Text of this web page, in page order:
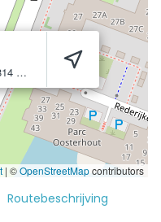
AC
| ©OpenStreetMapcontributors
Routebeschrijving